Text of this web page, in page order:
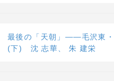
最後の「天朝」――毛沢東
(下) 沈 志華、 朱 建栄